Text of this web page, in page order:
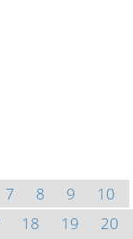
7 8 9
10
18 19
20